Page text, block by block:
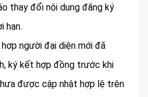
thay đổi nội dung đăng ký
hạn.
người đại diện mới đã
ký kết hợp đồng trước khi
được cập nhật hợp lệ trên